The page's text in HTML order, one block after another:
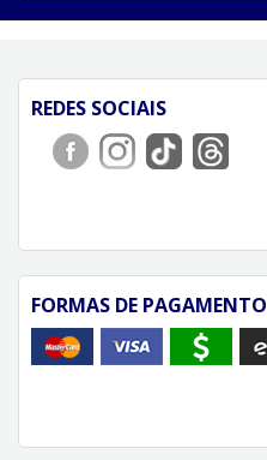
REDES SOCIAIS
FORMAS DE PAGAMENTO